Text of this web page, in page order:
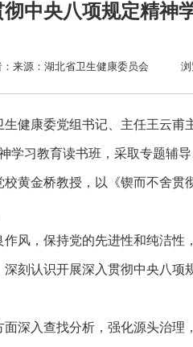
中央八项规定精神
：来源：湖北省卫生健康委员会
健康委党组书记、主任王云甫
学习教育读书班，采取专题辅
黄金桥教授，以《锲而不舍
风，保持党的先进性和纯洁
刻认识开展深入贯彻中央八
深入查找分析，强化源头治